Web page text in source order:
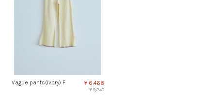
Vague pants(ivory) F ￥6,468
￥9,240